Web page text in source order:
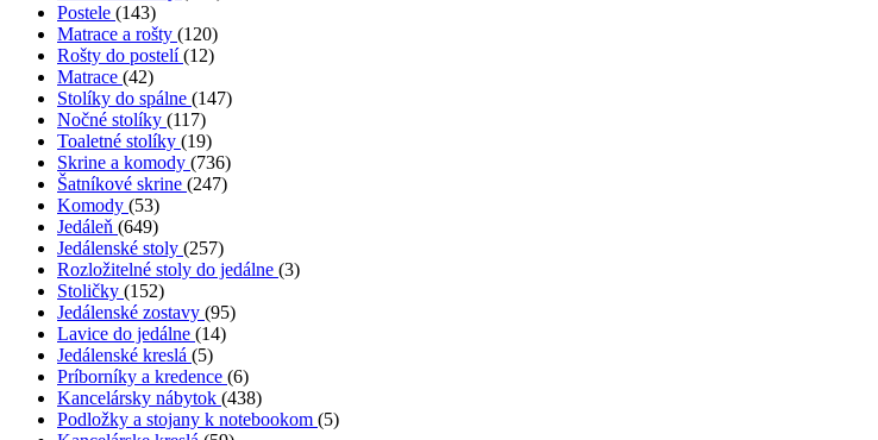
Postele (143)
Matrace a rošty (120)
Rošty do postelí(12)
Matrace (42)
Stolíky do spálne (147)
Nočné stolíky (117)
Toaletné stolíky (19)
Skrine a komody (736)
Šatníkové skrine (247)
Komody (53)
Jedáleň (649)
Jedálenské stoly (257)
Rozložitelné stoly do jedálne (3)
Stoličky (152)
Jedálenské zostavy (95)
Lavice do jedálne (14)
Jedálenské kreslá (5)
Príborníky a kredence (6)
Kancelársky nábytok (438)
Podložky a stojany k notebookom (5)